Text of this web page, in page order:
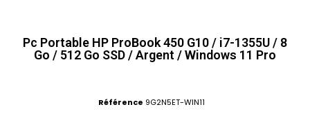
Pc Portable HP ProBook 450 G10 / i7-1355U / 8
Go / 512 Go SSD / Argent / Windows 11 Pro
Référence 9G2N5ET-WIN11